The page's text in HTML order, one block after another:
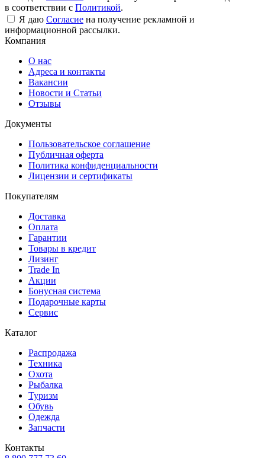
в соответствии с Политикой.
Я даю Согласие на получение рекламной и
информационной рассылки.
Компания
О нас
Адреса и контакты
Вакансии
Новости и Статьи
Отзывы
Документы
Пользовательское соглашение
Публичная оферта
Политика конфиденциальности
Лицензии и сертификаты
Покупателям
Доставка
Оплата
Гарантии
Товары в кредит
Лизинг
Trade In
Акции
Бонусная система
Подарочные карты
Сервис
Каталог
Распродажа
Техника
Охота
Рыбалка
Туризм
Обувь
Одежда
Запчасти
Контакты